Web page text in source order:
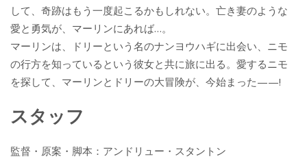
して、奇跡はもう一度起こるかもしれない。亡き妻のような
愛と勇気が、マーリンにあれば…。
マーリンは、ドリーという名のナンヨウハギに出会い、ニモ
の行方を知っているという彼女と共に旅に出る。愛するニモ
を探して、マーリンとドリーの大冒険が、今始まった——!
スタッフ
監督・原案・脚本：アンドリュー・スタントン